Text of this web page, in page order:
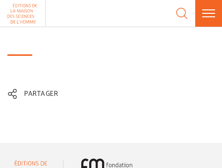
Aller au contenu
PARTAGER
Panneau de gestion des cookies